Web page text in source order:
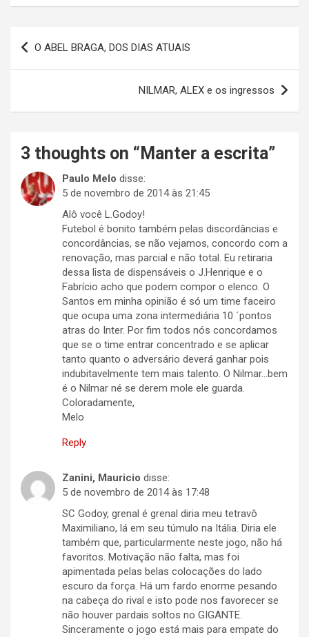
Navegação
de
O ABEL BRAGA, DOS DIAS ATUAIS
NILMAR, ALEX e os ingressos
3 thoughts on “ Manter a escrita”
Paulo Melo disse:
5 de novembro de 2014 às 21:45
Alô você L.Godoy!
Futebol é bonito também pelas discordâncias e
concordâncias, se não vejamos, concordo com a
renovação, mas parcial e não total. Eu retiraria
dessa lista de dispensáveis o J.Henrique e o
Fabrício acho que podem compor o elenco. O
Santos em minha opinião é só um time faceiro
que ocupa uma zona intermediária 10 ´pontos
atras do Inter. Por fim todos nós concordamos
que se o time entrar concentrado e se aplicar
tanto quanto o adversário deverá ganhar pois
indubitavelmente tem mais talento. O Nilmar…bem
é o Nilmar né se derem mole ele guarda.
Coloradamente,
Melo
Reply
Zanini, Mauricio disse:
5 de novembro de 2014 às 17:48
SC Godoy, grenal é grenal diria meu tetravô
Maximiliano, lá em seu túmulo na Itália. Diria ele
também que, particularmente neste jogo, não há
favoritos. Motivação não falta, mas foi
apimentada pelas belas colocações do lado
escuro da força. Há um fardo enorme pesando
na cabeça do rival e isto pode nos favorecer se
não houver pardais soltos no GIGANTE.
Sinceramente o jogo está mais para empate do